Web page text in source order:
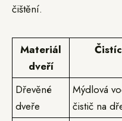
čištění.
Materiál
dveří
Dřevěné
dveře
Mýdlová
čistič na